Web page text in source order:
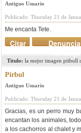
Antiguo Usuario
Publicado: Thursday 21 de
Me encanta Tete.
mensaje
Citar
Titulo: la mejor imagen pitbull
Pirbul
Antiguo Usuario
Publicado: Thursday 21 de
Gracias, es un perro muy
encantan los animales,
a los cachorros al chalet y